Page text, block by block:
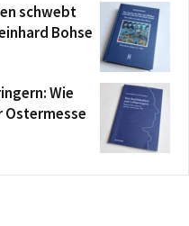
schwebt
Bohse
Wie
Ostermesse